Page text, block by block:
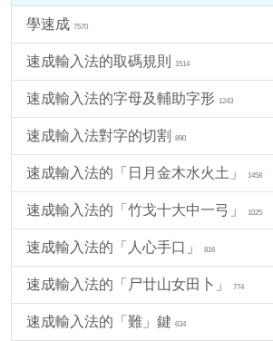
學速成 7570
速成輸入法的取碼規則 1514
速成輸入法的字母及輔助字形 1243
速成輸入法對字的切割 890
速成輸入法的「日月金木水火土」 1458
速成輸入法的「竹戈十大中一弓」 1025
速成輸入法的「人心手口」 816
速成輸入法的「尸廿山女田卜」 774
速成輸入法的「難」鍵 634